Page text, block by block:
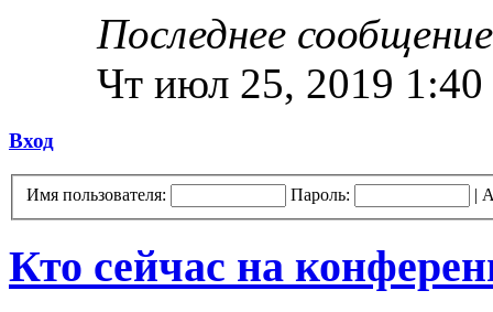
Последнее сообщение
Чт июл 25, 2019 1:40
Вход
Имя пользователя: Пароль: |
Кто сейчас на